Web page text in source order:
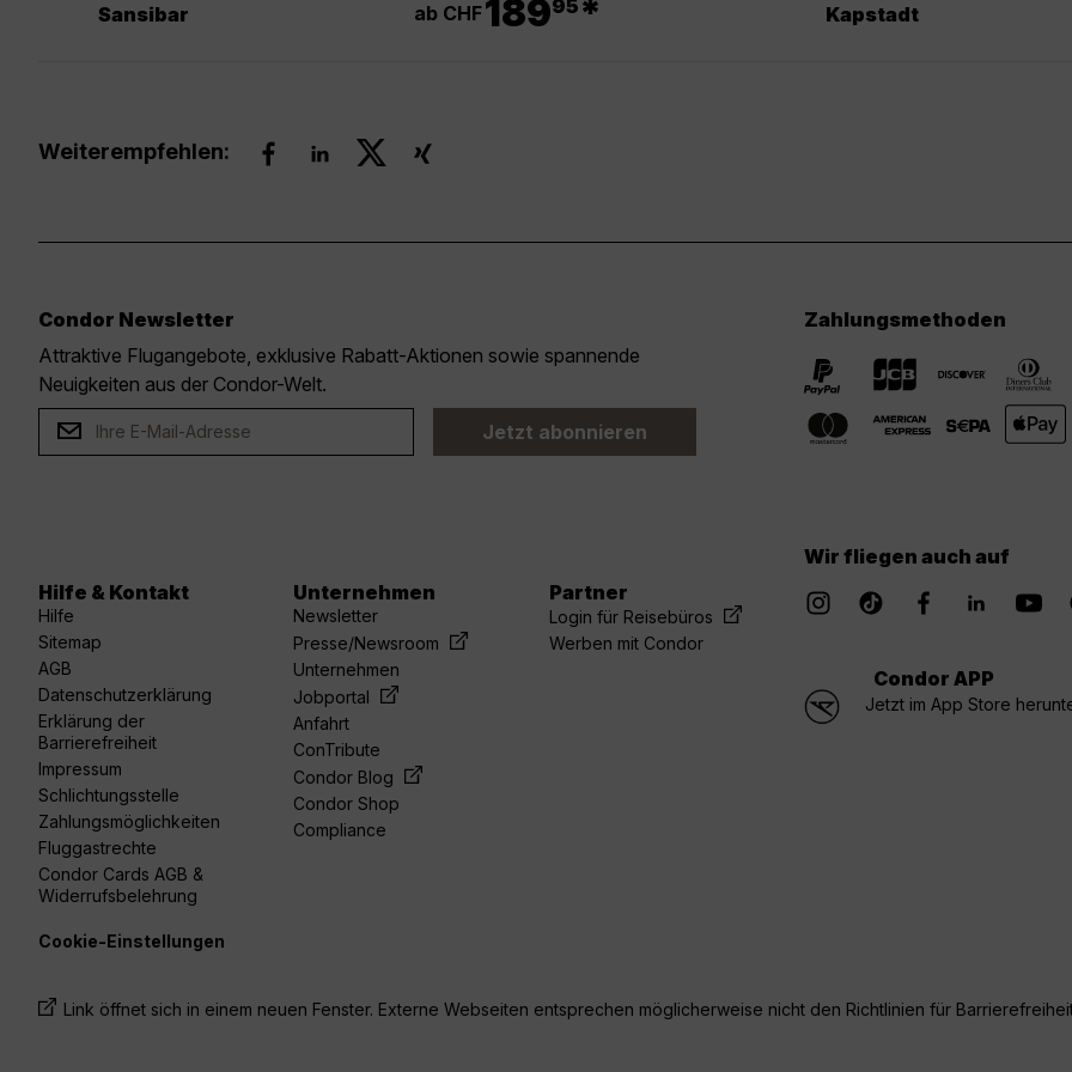
Sansibar ab CHF18995 * Kapstadt
Weiterempfehlen:
Condor Newsletter
Attraktive Flugangebote, exklusive Rabatt-Aktionen sowie spannende
Neuigkeiten aus der Condor-Welt.
Jetzt abonnieren
Zahlungsmethoden
Hilfe & Kontakt
Hilfe
Sitemap
AGB
Datenschutzerklärung
Erklärung der
Barrierefreiheit
Impressum
Schlichtungsstelle
Zahlungsmöglichkeiten
Fluggastrechte
Condor Cards AGB &
Widerrufsbelehrung
Unternehmen
Newsletter
Presse/Newsroom
Unternehmen
Jobportal
Anfahrt
ConTribute
Condor Blog
Condor Shop
Compliance
Partner
Login für Reisebüros
Werben mit Condor
Wir fliegen auch auf
Condor APP
Jetzt im App Store
Cookie-Einstellungen
Link öffnet sich in einem neuen Fenster. Externe Webseiten entsprechen möglicherweise nicht den Richtlinien für